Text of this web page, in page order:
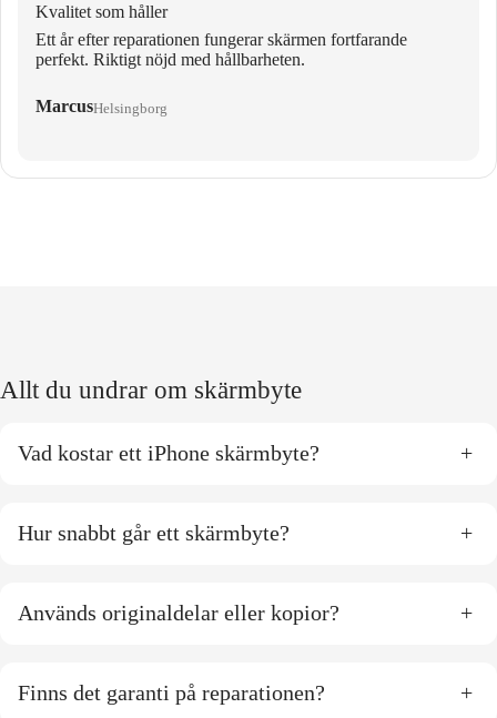
Kvalitet som håller
Ett år efter reparationen fungerar skärmen fortfarande
perfekt. Riktigt nöjd med hållbarheten.
MarcusHelsingborg
Allt du undrar om skärmbyte
Vad kostar ett iPhone skärmbyte? +
Hur snabbt går ett skärmbyte? +
Används originaldelar eller kopior? +
Finns det garanti på reparationen? +